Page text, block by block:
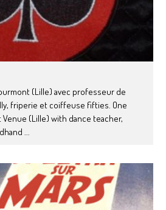
(Lille) avec professeur de
friperie et coiffeuse fifties. One
(Lille) with dance teacher,
...